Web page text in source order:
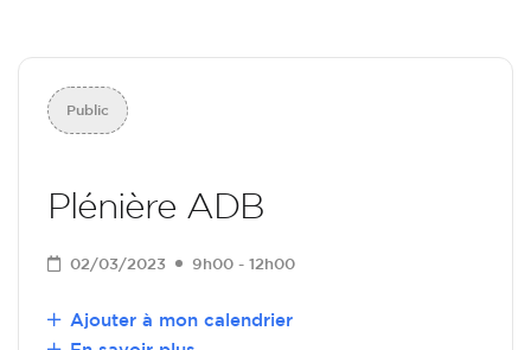
Public
Plénière ADB
02/03/2023 9h00 - 12h00
Ajouter à mon calendrier